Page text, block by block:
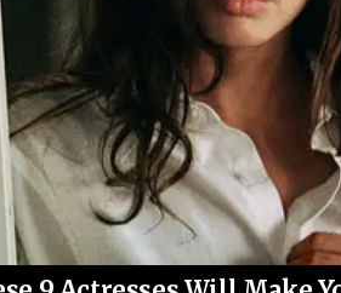
com potencial para
uma estimativa preliminar
de um número elevado de
da extensão dos danos
está localizada em uma